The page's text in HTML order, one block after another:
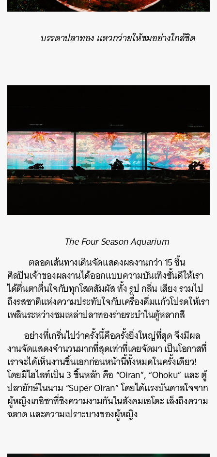
บรรดาปลาทอง แหวกว่ายให้ชมอย่างใกล้ชิด
The Four Season Aquarium
ตลอดเส้นทางเดินจัดแสดงผลงานกว่า 15 ชิ้น
ศิลปินเจ้าของผลงานได้ออกแบบความบันเทิงชั้นดีให้เรา
ได้ตื่นตาตื่นใจกับทุกโสตสัมผัส ทั้ง รูป กลิ่น เสียง รวมไป
ถึงรสชาติแห่งความประทับใจกับเครื่องดื่มแก้วโปรดให้เรา
เพลินระหว่างชมเหล่าปลาทองร่ายระบำในตู้หลากสี
อย่างที่เกริ่นไปว่าครั้งนี้คือครั้งยิ่งใหญ่ที่สุด จึงมีผล
งานจัดแสดงจำนวนมากที่สุดเท่าที่เคยจัดมา เป็นโอกาสที่
เราจะได้เห็นงานชิ้นเอกก่อนหน้านี้ทั้งหมดในครั้งเดียว!
โดยมีไฮไลท์เป็น 3 ชิ้นหลัก คือ “Oiran”, “Ohoku” และ ตู้
ปลายักษ์ในนาม “Super Oiran” โดยได้แรงบันดาลใจจาก
ผู้หญิงเกอิชาที่ชิงความงามกันในสังคมเอโดะ เล็งถึงความ
ฉลาด และความเปราะบางของผู้หญิง